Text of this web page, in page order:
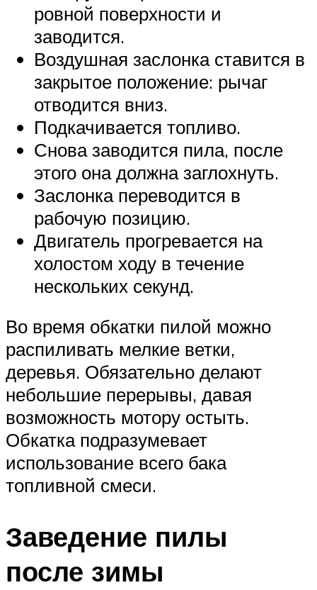
ровной поверхности и
заводится.
Воздушная заслонка ставится в
закрытое положение: рычаг
отводится вниз.
Подкачивается топливо.
Снова заводится пила, после
этого она должна заглохнуть.
Заслонка переводится в
рабочую позицию.
Двигатель прогревается на
холостом ходу в течение
нескольких секунд.
Во время обкатки пилой можно
распиливать мелкие ветки,
деревья. Обязательно делают
небольшие перерывы, давая
возможность мотору остыть.
Обкатка подразумевает
использование всего бака
топливной смеси.
Заведение пилы
после зимы